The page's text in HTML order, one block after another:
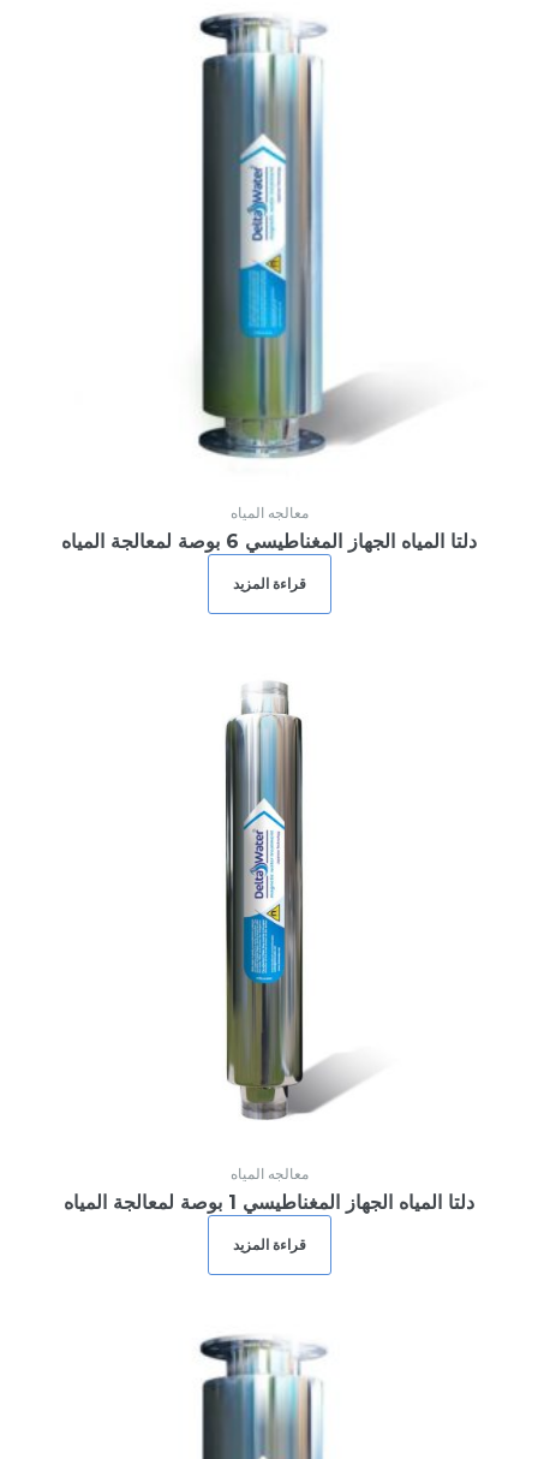
معالجه المياه
دلتا المياه الجهاز المغناطيسي 6 بوصة لمعالجة المياه
قراءة المزيد
معالجه المياه
دلتا المياه الجهاز المغناطيسي 1 بوصة لمعالجة المياه
قراءة المزيد